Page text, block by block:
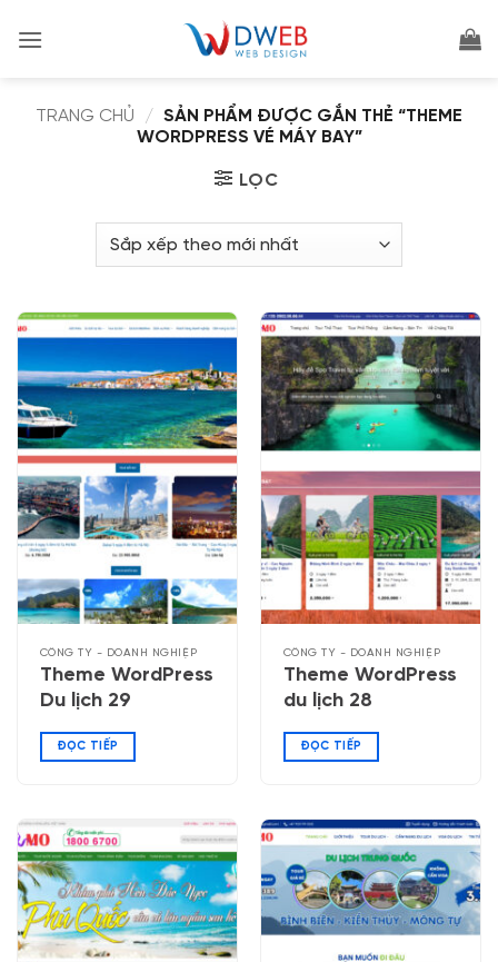
qua
TRANG CHỦ
/ SẢN PHẨM ĐƯỢC GẮN THẺ “THEME
WORDPRESS VÉ MÁY BAY”
LỌC
CÔNG TY - DOANH NGHIỆP
Theme WordPress
Du lịch 29
ĐỌC TIẾP
CÔNG TY - DOANH NGHIỆP
Theme WordPress
du lịch 28
ĐỌC TIẾP